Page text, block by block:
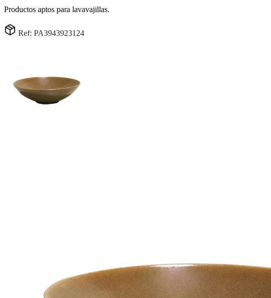
Productos aptos para lavavajillas.
Ref: PA3943923124